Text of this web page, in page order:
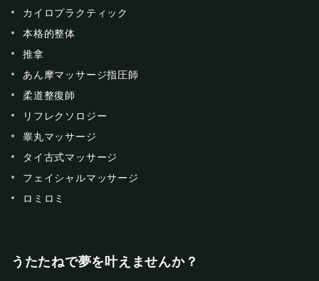
カイロプラクティック
本格的整体
推拿
あん摩マッサージ指圧師
柔道整復師
リフレクソロジー
睾丸マッサージ
タイ古式マッサージ
フェイシャルマッサージ
ロミロミ
うたたねで夢を叶えませんか？